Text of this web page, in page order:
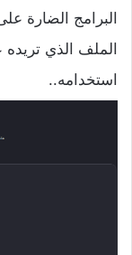
البرامج الضارة
الملف الذي
استخدامه..